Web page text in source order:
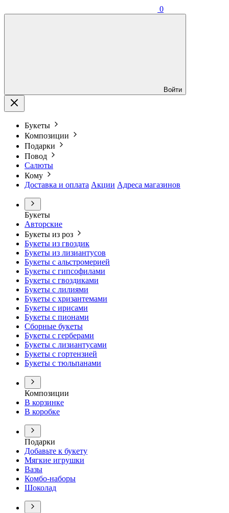
0
Войти
Букеты
Композиции
Подарки
Повод
Салюты
Кому
Доставка и оплата Акции Адреса магазинов
Букеты
Авторские
Букеты из роз
Букеты из гвоздик
Букеты из лизиантусов
Букеты с альстромерией
Букеты с гипсофилами
Букеты с гвоздиками
Букеты с лилиями
Букеты с хризантемами
Букеты с ирисами
Букеты с пионами
Сборные букеты
Букеты с герберами
Букеты с лизиантусами
Букеты с гортензией
Букеты с тюльпанами
Композиции
В корзинке
В коробке
Подарки
Добавьте к букету
Мягкие игрушки
Вазы
Комбо-наборы
Шоколад